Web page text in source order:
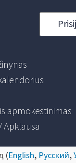
apmokestinimas
Apklausa
(English, Русский,